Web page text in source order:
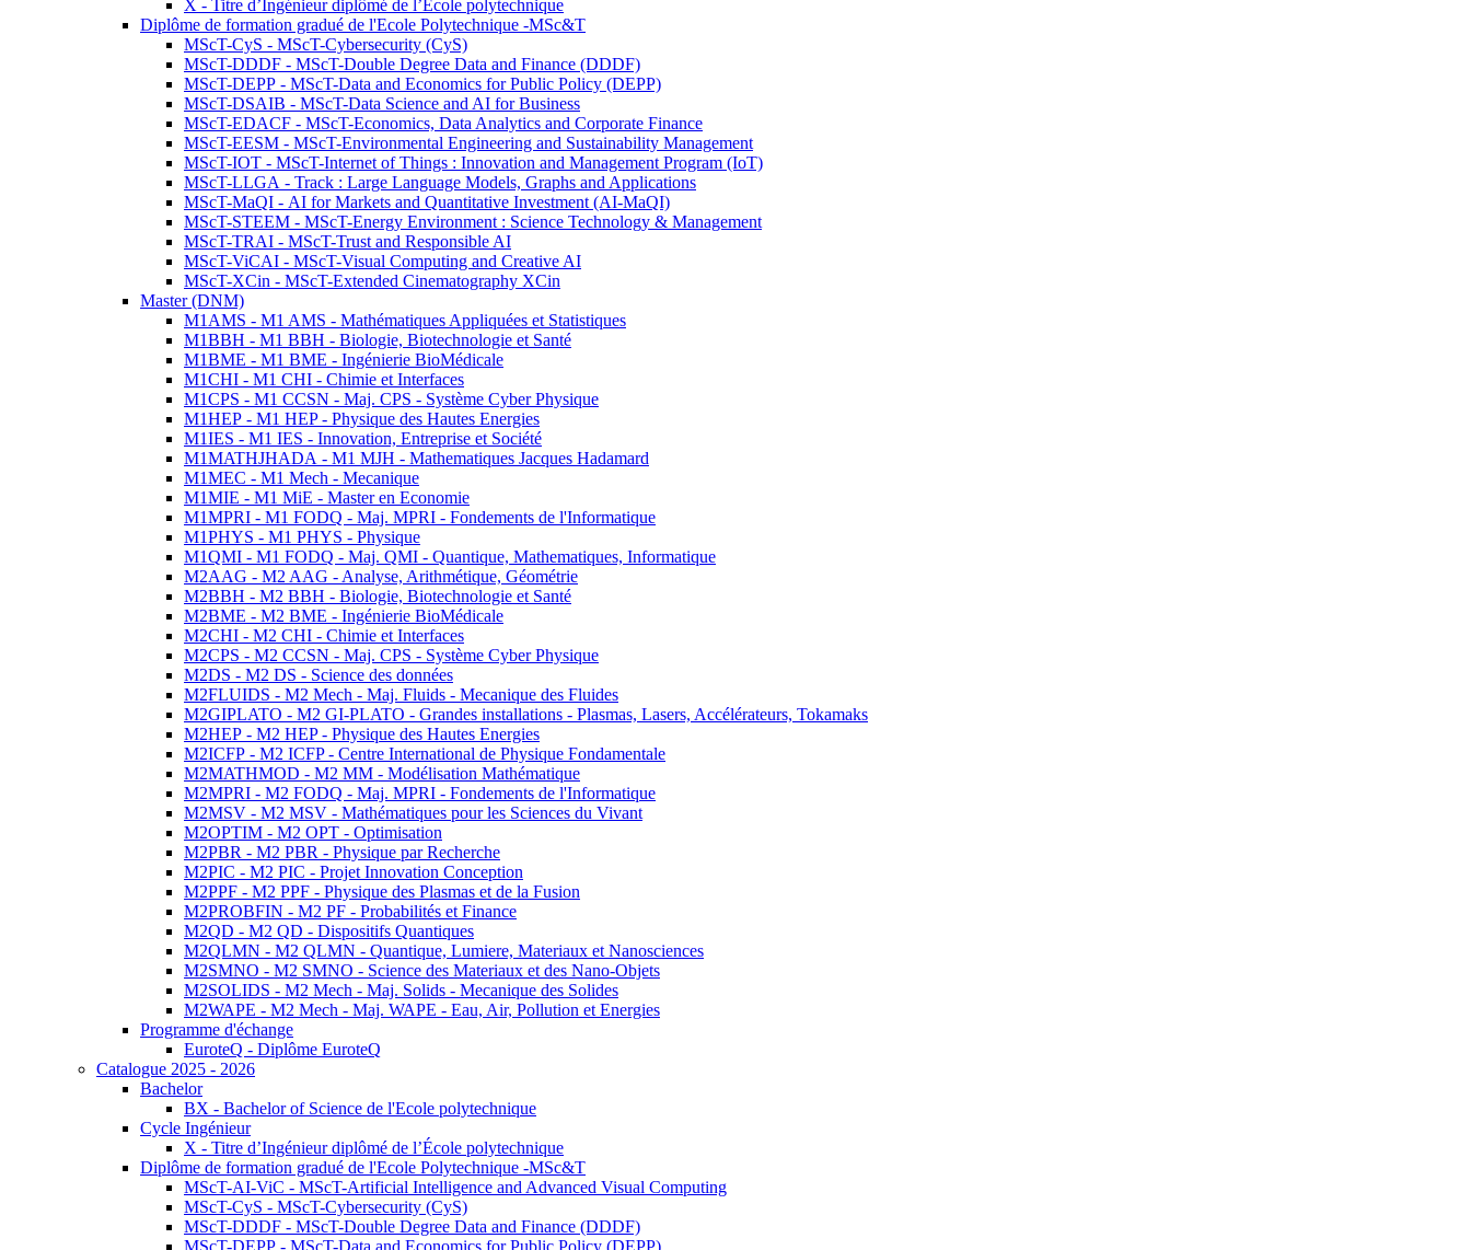
X - Titre d’Ingénieur diplômé de l’École polytechnique
Diplôme de formation gradué de l'Ecole Polytechnique -MSc&T
MScT-CyS - MScT-Cybersecurity (CyS)
MScT-DDDF - MScT-Double Degree Data and Finance (DDDF)
MScT-DEPP - MScT-Data and Economics for Public Policy (DEPP)
MScT-DSAIB - MScT-Data Science and AI for Business
MScT-EDACF - MScT-Economics, Data Analytics and Corporate Finance
MScT-EESM - MScT-Environmental Engineering and Sustainability Management
MScT-IOT - MScT-Internet of Things : Innovation and Management Program (IoT)
MScT-LLGA - Track : Large Language Models, Graphs and Applications
MScT-MaQI - AI for Markets and Quantitative Investment (AI-MaQI)
MScT-STEEM - MScT-Energy Environment : Science Technology & Management
MScT-TRAI - MScT-Trust and Responsible AI
MScT-ViCAI - MScT-Visual Computing and Creative AI
MScT-XCin - MScT-Extended Cinematography XCin
Master (DNM)
M1AMS - M1 AMS - Mathématiques Appliquées et Statistiques
M1BBH - M1 BBH - Biologie, Biotechnologie et Santé
M1BME - M1 BME - Ingénierie BioMédicale
M1CHI - M1 CHI - Chimie et Interfaces
M1CPS - M1 CCSN - Maj. CPS - Système Cyber Physique
M1HEP - M1 HEP - Physique des Hautes Energies
M1IES - M1 IES - Innovation, Entreprise et Société
M1MATHJHADA - M1 MJH - Mathematiques Jacques Hadamard
M1MEC - M1 Mech - Mecanique
M1MIE - M1 MiE - Master en Economie
M1MPRI - M1 FODQ - Maj. MPRI - Fondements de l'Informatique
M1PHYS - M1 PHYS - Physique
M1QMI - M1 FODQ - Maj. QMI - Quantique, Mathematiques, Informatique
M2AAG - M2 AAG - Analyse, Arithmétique, Géométrie
M2BBH - M2 BBH - Biologie, Biotechnologie et Santé
M2BME - M2 BME - Ingénierie BioMédicale
M2CHI - M2 CHI - Chimie et Interfaces
M2CPS - M2 CCSN - Maj. CPS - Système Cyber Physique
M2DS - M2 DS - Science des données
M2FLUIDS - M2 Mech - Maj. Fluids - Mecanique des Fluides
M2GIPLATO - M2 GI-PLATO - Grandes installations - Plasmas, Lasers, Accélérateurs, Tokamaks
M2HEP - M2 HEP - Physique des Hautes Energies
M2ICFP - M2 ICFP - Centre International de Physique Fondamentale
M2MATHMOD - M2 MM - Modélisation Mathématique
M2MPRI - M2 FODQ - Maj. MPRI - Fondements de l'Informatique
M2MSV - M2 MSV - Mathématiques pour les Sciences du Vivant
M2OPTIM - M2 OPT - Optimisation
M2PBR - M2 PBR - Physique par Recherche
M2PIC - M2 PIC - Projet Innovation Conception
M2PPF - M2 PPF - Physique des Plasmas et de la Fusion
M2PROBFIN - M2 PF - Probabilités et Finance
M2QD - M2 QD - Dispositifs Quantiques
M2QLMN - M2 QLMN - Quantique, Lumiere, Materiaux et Nanosciences
M2SMNO - M2 SMNO - Science des Materiaux et des Nano-Objets
M2SOLIDS - M2 Mech - Maj. Solids - Mecanique des Solides
M2WAPE - M2 Mech - Maj. WAPE - Eau, Air, Pollution et Energies
Programme d'échange
EuroteQ - Diplôme EuroteQ
Catalogue 2025 - 2026
Bachelor
BX - Bachelor of Science de l'Ecole polytechnique
Cycle Ingénieur
X - Titre d’Ingénieur diplômé de l’École polytechnique
Diplôme de formation gradué de l'Ecole Polytechnique -MSc&T
MScT-AI-ViC - MScT-Artificial Intelligence and Advanced Visual Computing
MScT-CyS - MScT-Cybersecurity (CyS)
MScT-DDDF - MScT-Double Degree Data and Finance (DDDF)
MScT-DEPP - MScT-Data and Economics for Public Policy (DEPP)